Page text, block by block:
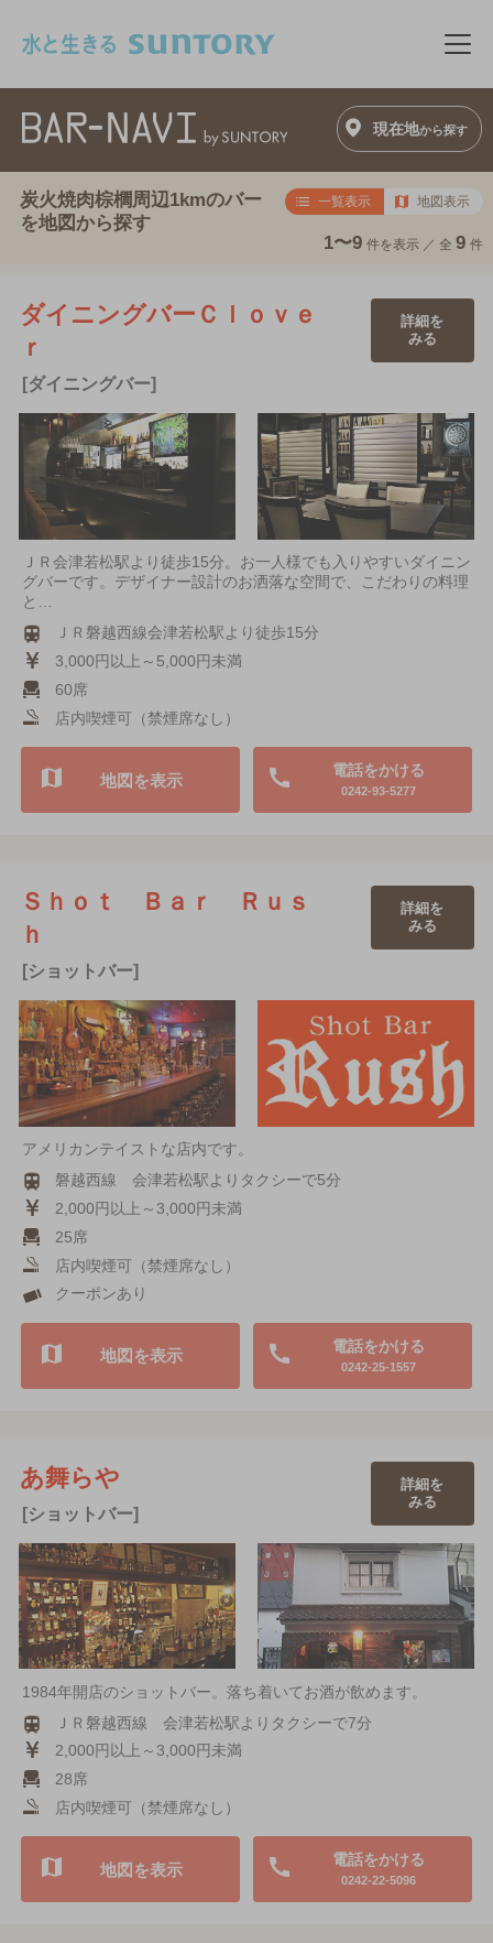
メ
現在地から探す
炭火焼肉棕櫚周辺1kmのバー
を地図から探す
一覧表示 地図表示
1〜9 件を表示 ／ 全 9 件
ダイニングバーＣｌｏｖｅ
ｒ
[ダイニングバー]
詳細を
みる
ＪＲ会津若松駅より徒歩15分。お一人様でも入りやすいダイニン
グバーです。デザイナー設計のお洒落な空間で、こだわりの料理
と…
ＪＲ磐越西線会津若松駅より徒歩15分
3,000円以上～5,000円未満
60席
店内喫煙可（禁煙席なし）
電話をかける
0242-93-5277
地図を表示
Ｓｈｏｔ Ｂａｒ Ｒｕｓ
ｈ
[ショットバー]
詳細を
みる
アメリカンテイストな店内です。
磐越西線 会津若松駅よりタクシーで5分
2,000円以上～3,000円未満
25席
店内喫煙可（禁煙席なし）
クーポンあり
電話をかける
0242-25-1557
地図を表示
あ舞らや
[ショットバー]
詳細を
みる
1984年開店のショットバー。落ち着いてお酒が飲めます。
ＪＲ磐越西線 会津若松駅よりタクシーで7分
2,000円以上～3,000円未満
28席
店内喫煙可（禁煙席なし）
電話をかける
0242-22-5096
地図を表示